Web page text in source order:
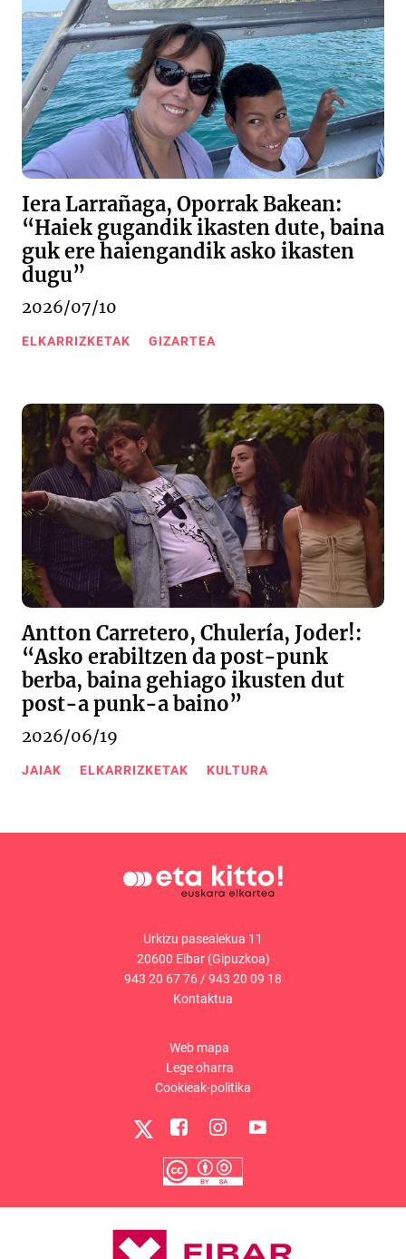
Iera Larrañaga, Oporrak Bakean:
“Haiek gugandik ikasten dute, baina
guk ere haiengandik asko ikasten
dugu”
2026/07/10
ELKARRIZKETAK GIZARTEA
Antton Carretero, Chulería, Joder!:
“Asko erabiltzen da post-punk
berba, baina gehiago ikusten dut
post-a punk-a baino”
2026/06/19
JAIAK ELKARRIZKETAK KULTURA
Urkizu pasealekua 11
20600 Eibar (Gipuzkoa)
943 20 67 76/943 20 09 18
Kontaktua
Web mapa
Lege oharra
Cookieak-politika